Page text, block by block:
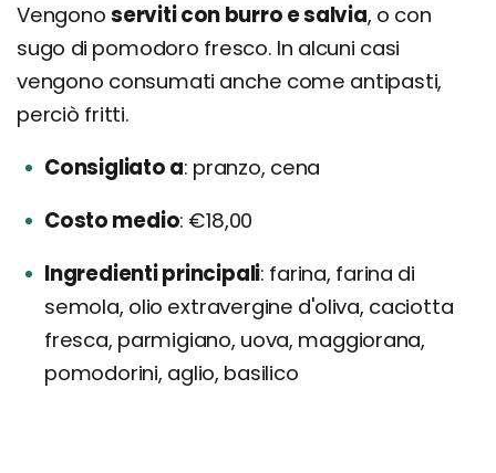
Vengono serviti con burro e salvia, o con
sugo di pomodoro fresco. In alcuni casi
vengono consumati anche come antipasti,
perciò fritti.
Consigliato a pranzo, cena
Costo medio €18,00
Ingredienti principali farina, farina di
semola, olio extravergine d'oliva, caciotta
fresca, parmigiano, uova, maggiorana,
pomodorini, aglio, basilico